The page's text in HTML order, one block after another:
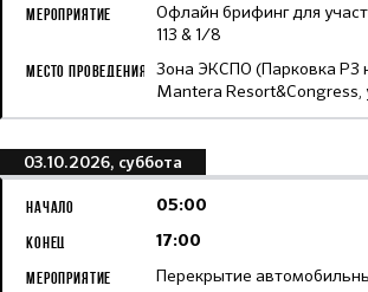
Офлайн брифинг для
113 & 1/8
Зона ЭКСПО (Парковка Р3
Mantera Resort&Congress,
03.10.2026, суббота
05:00
17:00
Перекрытие